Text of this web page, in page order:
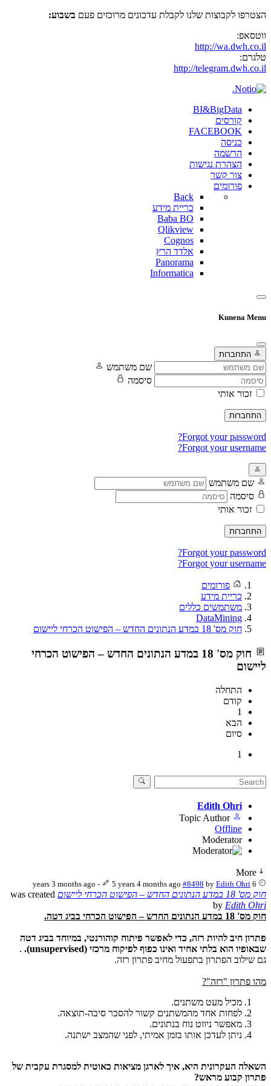
הצטרפו לקבוצות שלנו לקבלת עדכונים מרוכזים פעם בשבוע:
ווטסאפ:
http://wa.dwh.co.il
טלגרם:
http://telegram.dwh.co.il
BI&BigData
קורסים
FACEBOOK
כניסה
הרשמה
הצהרת נגישות
צור קשר
פורומים
Back
כריית מידע
Baba BO
Qlikview
Cognos
אלדד הרץ
Panorama
Informatica
Kunena Menu
התחברות
שם משתמש
סיסמה
זכור אותי
התחברות
Forgot your password?
Forgot your username?
שם משתמש
סיסמה
זכור אותי
התחברות
Forgot your password?
Forgot your username?
פורומים
כריית מידע
משתמשים כללים
DataMining
חוק מס' 18 במדע הנתונים החדש – הפישוט הכרחי ליישום
חוק מס' 18 במדע הנתונים החדש – הפישוט הכרחי
ליישום
התחלה
קודם
1
הבא
סיום
1
Edith Ohri
Topic Author
Offline
Moderator
More
6 years 3 months ago
- 5 years 4 months ago #8498 by Edith Ohri
חוק מס' 18 במדע הנתונים החדש – הפישוט הכרחי ליישום
was created
by Edith Ohri
חוק מס' 18 במדע הנתונים החדש – הפישוט הכרחי בביג דטה.
פתרון חיב להיות רזה, כדי לאפשר פיתוח קוהורנטי, במיוחד בביג דטה
שבאופיו הוא בלתי אחיד ואינו כפוף לפיקוח מרכזי (unsupervised).
.
גם שילוב הפתרון בתפעול מחיב פתרון רזה.
מהו פתרון "רזה"?
מכיל מעט משתנים.
לפחות אחד מהמשתנים קשור להסבר סיבה-תוצאה.
מאפשר ניווט נוח בנתונים.
ניתן לעדכן אותו בזמן אמיתי, לפני שהמצב ישתנה.
השאלה העקרונית היא, איך לארגן מציאות כאוטית למסגרת עקבית של
פתרון קבוע מראש?